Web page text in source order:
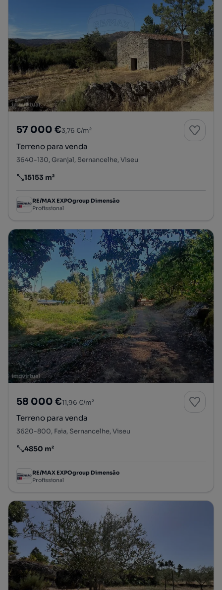
57 000 €3,76 €/m²
Terreno para venda
3640-130, Granjal, Sernancelhe, Viseu
Preço por metro quadrado
15153 m²
RE/MAX EXPOgroup Dimensão
Profissional
58 000 €11,96 €/m²
Terreno para venda
3620-800, Faia, Sernancelhe, Viseu
Preço por metro quadrado
4850 m²
RE/MAX EXPOgroup Dimensão
Profissional